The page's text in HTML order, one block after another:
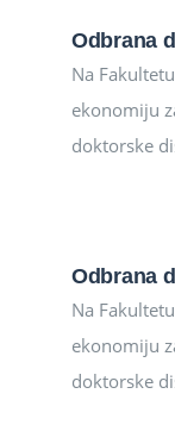
Odbrana
Na
ekonomiju
doktorske
Odbrana
Na
ekonomiju
doktorske